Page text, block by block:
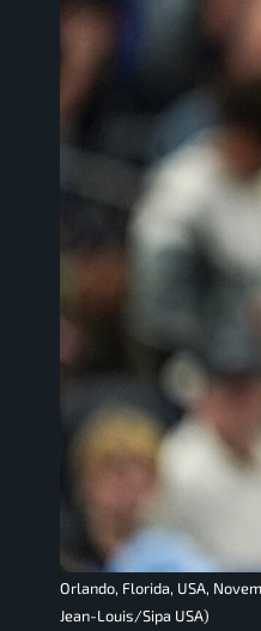
Orlando, Florida, USA,
Jean-Louis/Sipa USA)